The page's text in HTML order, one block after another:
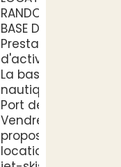
RANDO 34 -
BASE DU PORT
Prestataires
d'activités
La base
nautique du
Port de
Vendres
propose la
location de